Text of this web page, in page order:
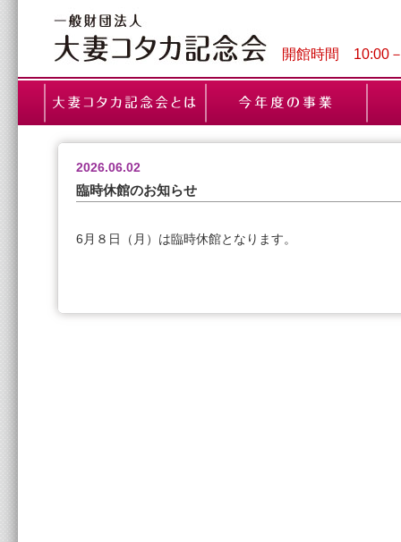
開館時間 10:00
2026.06.02
臨時休館のお知らせ
6月８日（月）は臨時休館となります。